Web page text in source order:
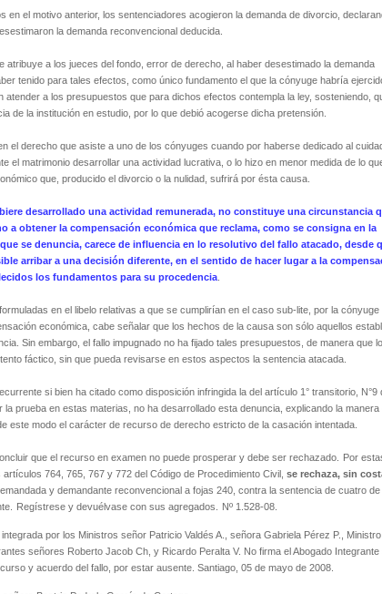
en el motivo anterior, los sentenciadores acogieron la demanda de divorcio,
la demanda reconvencional deducida.
atribuye a los jueces del fondo, error de derecho, al haber desestimado la demanda
tenido para tales efectos, como único fundamento el que la cónyuge habría
a los presupuestos que para dichos efectos contempla la ley, sosteniendo,
de la institución en estudio, por lo que debió acogerse dicha pretensión.
el derecho que asiste a uno de los cónyuges cuando por haberse dedicado al
el matrimonio desarrollar una actividad lucrativa, o lo hizo en menor medida de lo
que, producido el divorcio o la nulidad, sufrirá por ésta causa.
desarrollado una actividad remunerada, no constituye una circunstancia
a obtener la compensación económica que reclama, como se consigna en la
se denuncia, carece de influencia en lo resolutivo del fallo atacado, desde
arribar a una decisión diferente, en el sentido de hacer lugar a la
los fundamentos para su procedencia
en el libelo relativas a que se cumplirían en el caso sub-lite, por la cónyuge
económica, cabe señalar que los hechos de la causa son sólo aquellos
Sin embargo, el fallo impugnado no ha fijado tales presupuestos, de manera que
fáctico, sin que pueda revisarse en estos aspectos la sentencia atacada.
si bien ha citado como disposición infringida la del artículo 1° transitorio, N°9
prueba en estas materias, no ha desarrollado esta denuncia, explicando la manera
este modo el carácter de recurso de derecho estricto de la casación intentada.
que el recurso en examen no puede prosperar y debe ser rechazado.
Por
764, 765, 767 y 772 del Código de Procedimiento Civil, se rechaza, sin
y demandante reconvencional a fojas 240, contra la sentencia de cuatro de
Regístrese y devuélvase con sus agregados. Nº 1.528-08.
por los Ministros señor Patricio Valdés A., señora Gabriela Pérez P., Ministro
señores Roberto Jacob Ch, y Ricardo Peralta V. No firma el Abogado Integrante
y acuerdo del fallo, por estar ausente. Santiago, 05 de mayo de 2008.